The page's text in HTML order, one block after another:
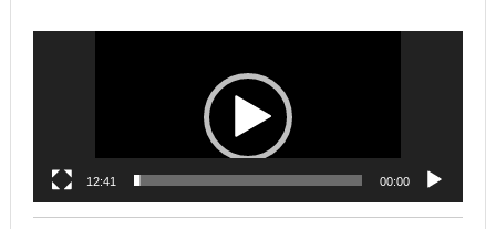
00:00
12:41